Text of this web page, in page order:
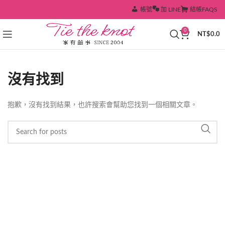
帳號 加 LINE 結帳FAQS
0
NT$0.0
沒有找到
抱歉，沒有找到結果，也許搜索會幫助您找到一個相關文章。